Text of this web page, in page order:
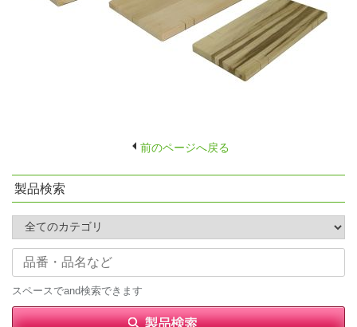
前のページへ戻る
製品検索
スペースでand検索できます